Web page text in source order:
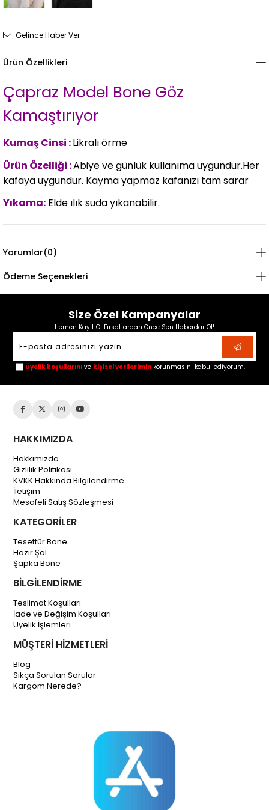
Gelince Haber Ver
Ürün Özellikleri
Çapraz Model Bone Göz
Kamaştırıyor
Kumaş Cinsi :Likralı örme
Ürün Özelliği :Abiye ve günlük kullanıma uygundur.Her
kafaya uygundur. Kayma yapmaz kafanızı tam sarar
Yıkama: Elde ılık suda yıkanabilir.
Yorumlar(0)
Ödeme Seçenekleri
Size Özel Kampanyalar
Hemen Kayıt Ol Fırsatlardan Önce Sen Haberdar Ol!
Üyelik koşullarını ve kişisel verilerimin korunmasını kabul ediyorum.
HAKKIMIZDA
Hakkımızda
Gizlilik Politikası
KVKK Hakkında Bilgilendirme
İletişim
Mesafeli Satış Sözleşmesi
KATEGORİLER
Tesettür Bone
Hazır Şal
Şapka Bone
BİLGİLENDİRME
Teslimat Koşulları
İade ve Değişim Koşulları
Üyelik İşlemleri
MÜŞTERİ HİZMETLERİ
Blog
Sıkça Sorulan Sorular
Kargom Nerede?